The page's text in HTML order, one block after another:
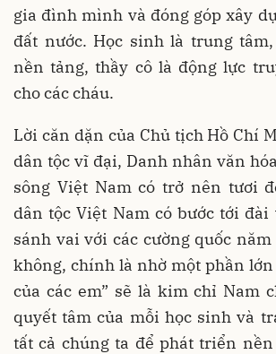
gia đình mình và đóng góp xây
đất nước. Học sinh là trung
nền tảng, thầy cô là động lực
cho các cháu.
Lời căn dặn của Chủ tịch Hồ Chí
dân tộc vĩ đại, Danh nhân văn
sông Việt Nam có trở nên tươi
dân tộc Việt Nam có bước tới
sánh vai với các cường quốc
không, chính là nhờ một phần lớn
của các em” sẽ là kim chỉ Nam
quyết tâm của mỗi học sinh và
tất cả chúng ta để phát triển